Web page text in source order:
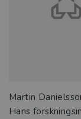
Martin
Hans